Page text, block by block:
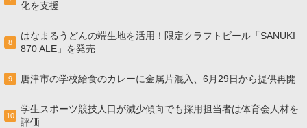
化を支援
8
はなまるうどんの端生地を活用！限定クラフトビール「SANUKI
870 ALE」を発売
9 唐津市の学校給食のカレーに金属片混入、6月29日から提供再開
10
学生スポーツ競技人口が減少傾向でも採用担当者は体育会人材を
評価